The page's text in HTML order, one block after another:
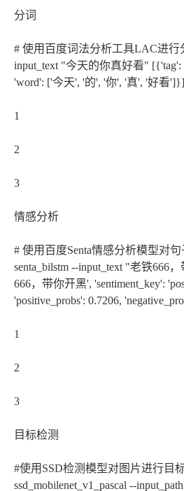
分词
# 使用百度词法分析工具LAC进行
input_text "今天的你真好看" [{'tag':
'word': ['今天', '的', '你', '真', '好看']}]
1
2
3
情感分析
# 使用百度Senta情感分析模型对
senta_bilstm --input_text "老铁666
666，带你开黑', 'sentiment_key':
'positive_probs': 0.7206,
1
2
3
目标检测
#使用SSD检测模型对图片进行目
ssd_mobilenet_v1_pascal --